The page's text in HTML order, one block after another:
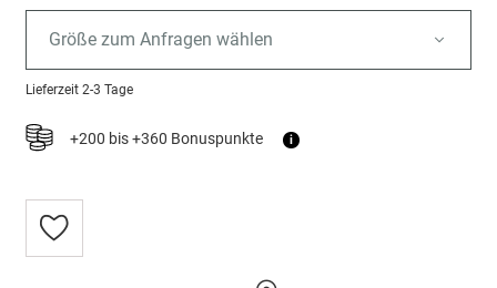
Größe zum Anfragen wählen
Lieferzeit 2-3 Tage
+200 bis +360 Bonuspunkte i
Zur
Wunschliste